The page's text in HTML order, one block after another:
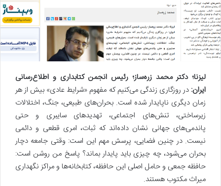
لیزنا؛‌ دکتر محمد زره‌ساز؛ رئیس انجمن کتابداری و اطلاع‌رسانی
ایران: در روزگاری زندگی می‌کنیم که مفهوم «شرایط عادی» بیش از هر
زمان دیگری ناپایدار شده است. بحران‌های طبیعی، جنگ، اختلالات
زیرساختی، تنش‌های اجتماعی، تهدیدهای سایبری و حتی
پاندمی‌های جهانی نشان داده‌اند که ثبات، امری قطعی و دائمی
نیست. در چنین فضایی، پرسش مهم این است: وقتی جامعه دچار
بحران می‌شود، چه چیزی باید پایدار بماند؟ پاسخ من روشن است:
حافظه جمعی و حامل اصلی این حافظه، کتابخانه‌ها و مراکز نگهداری
میراث مکتوب هستند.